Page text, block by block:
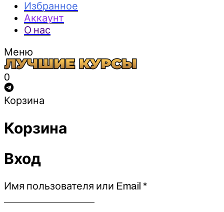
Избранное
Аккаунт
О нас
Меню
0
Корзина
Корзина
Вход
Имя пользователя или Email *Обязательно